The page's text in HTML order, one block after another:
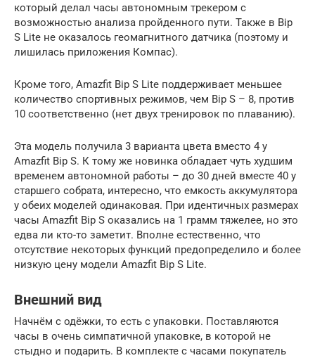
который делал часы автономным трекером с
возможностью анализа пройденного пути. Также в Bip
S Lite не оказалось геомагнитного датчика (поэтому и
лишилась приложения Компас).
Кроме того, Amazfit Bip S Lite поддерживает меньшее
количество спортивных режимов, чем Bip S – 8, против
10 соответственно (нет двух тренировок по плаванию).
Эта модель получила 3 варианта цвета вместо 4 у
Amazfit Bip S. К тому же новинка обладает чуть худшим
временем автономной работы – до 30 дней вместе 40 у
старшего собрата, интересно, что емкость аккумулятора
у обеих моделей одинаковая. При идентичных размерах
часы Amazfit Bip S оказались на 1 грамм тяжелее, но это
едва ли кто-то заметит. Вполне естественно, что
отсутствие некоторых функций предопределило и более
низкую цену модели Amazfit Bip S Lite.
Внешний вид
Начнём с одёжки, то есть с упаковки. Поставляются
часы в очень симпатичной упаковке, в которой не
стыдно и подарить. В комплекте с часами покупатель